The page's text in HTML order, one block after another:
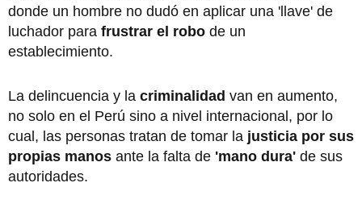
donde un hombre no dudó en aplicar una 'llave' de
luchador para frustrar el robo de un
establecimiento.
La delincuencia y la criminalidad van en aumento,
no solo en el Perú sino a nivel internacional, por lo
cual, las personas tratan de tomar la justicia por sus
propias manos ante la falta de 'mano dura' de sus
autoridades.